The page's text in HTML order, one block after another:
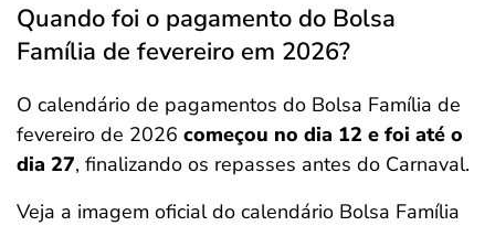
Quando foi o pagamento do Bolsa
Família de fevereiro em 2026?
O calendário de pagamentos do Bolsa Família de
fevereiro de 2026 começou no dia 12 e foi até o
dia 27, finalizando os repasses antes do Carnaval.
Veja a imagem oficial do calendário Bolsa Família